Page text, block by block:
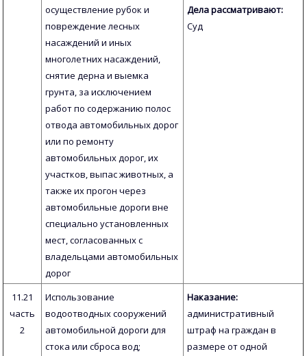
осуществление рубок и
повреждение лесных
насаждений и иных
многолетних насаждений,
снятие дерна и выемка
грунта, за исключением
работ по содержанию полос
отвода автомобильных дорог
или по ремонту
автомобильных дорог, их
участков, выпас животных, а
также их прогон через
автомобильные дороги вне
специально установленных
мест, согласованных с
владельцами автомобильных
дорог
Дела рассматривают:
Суд
11.21
часть
2
Использование
водоотводных сооружений
автомобильной дороги для
стока или сброса вод;
Наказание:
административный
штраф на граждан в
размере от одной